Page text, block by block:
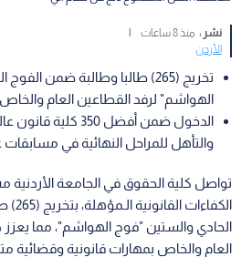
نشر : منذ 8 ساعات
|
الأردن
تخريج (265) طالبا وطالبة ضمن
الهواشم" لرفد القطاعين العام والخاص.
والتأهل للمراحل النهائية في مسابقات
تواصل كلية الحقوق في الجامعة الأردنية
الحادي والستين "فوج الهواشم"، مما
العام والخاص بمهارات قانونية وقضائية